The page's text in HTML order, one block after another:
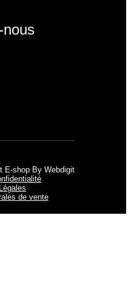
nous
E-shop By Webdigit
de vente